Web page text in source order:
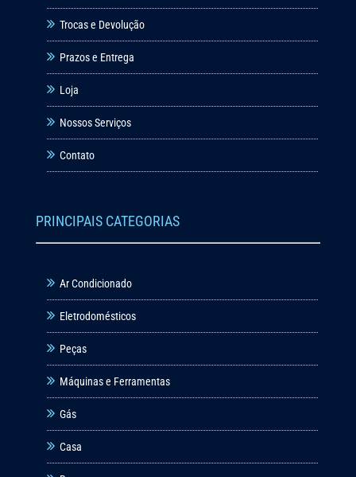
Trocas e Devolução
Prazos e Entrega
Loja
Nossos Serviços
Contato
PRINCIPAIS CATEGORIAS
Ar Condicionado
Eletrodomésticos
Peças
Máquinas e Ferramentas
Gás
Casa